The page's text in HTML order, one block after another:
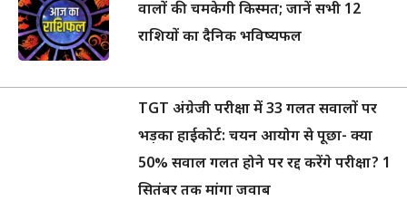
वालों की चमकेगी किस्मत; जानें सभी 12
राशियों का दैनिक भविष्यफल
TGT अंग्रेजी परीक्षा में 33 गलत सवालों पर
भड़का हाईकोर्ट: चयन आयोग से पूछा- क्या
50% सवाल गलत होने पर रद्द करेंगे परीक्षा? 1
सितंबर तक मांगा जवाब